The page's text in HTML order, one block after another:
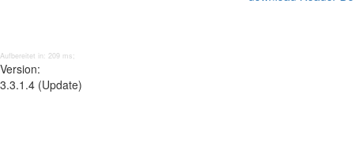
Aufbereitet in: 209 ms;
Version:
3.3.1.4 (Update)